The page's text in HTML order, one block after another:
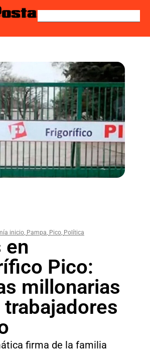
inicio, Pampa, Pico, Política
en
Pico:
millonarias
firma de la familia